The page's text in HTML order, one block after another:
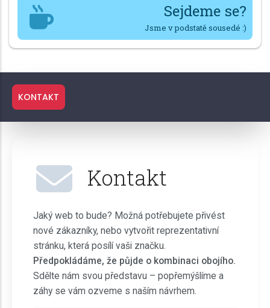
Sejdeme se?
Jsme v podstatě sousedé :)
KONTAKT
Kontakt
Jaký web to bude? Možná potřebujete přivést
nové zákazníky, nebo vytvořit reprezentativní
stránku, která posílí vaši značku.
Předpokládáme, že půjde o kombinaci obojího.
Sdělte nám svou představu – popřemýšlíme a
záhy se vám ozveme s naším návrhem.